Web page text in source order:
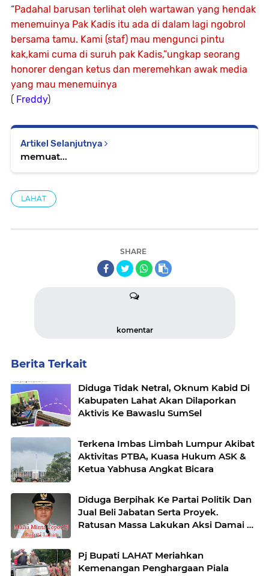
“Padahal barusan terlihat oleh wartawan yang hendak
menemuinya Pak Kadis itu ada di dalam lagi ngobrol
bersama tamu. Kami (staf) mau mengunci pintu
kak,kami cuma di suruh pak Kadis,”ungkap seorang
honorer dengan ketus dan meremehkan awak media
yang mau menemuinya
( Freddy)
Artikel Selanjutnya
memuat...
LAHAT
SHARE
komentar
Berita Terkait
Diduga Tidak Netral, Oknum Kabid Di
Kabupaten Lahat Akan Dilaporkan
Aktivis Ke Bawaslu SumSel
Terkena Imbas Limbah Lumpur Akibat
Aktivitas PTBA, Kuasa Hukum ASK &
Ketua Yabhusa Angkat Bicara
Diduga Berpihak Ke Partai Politik Dan
Jual Beli Jabatan Serta Proyek.
Ratusan Massa Lakukan Aksi Damai Di
Lahat
Pj Bupati LAHAT Meriahkan
Kemenangan Penghargaan Piala